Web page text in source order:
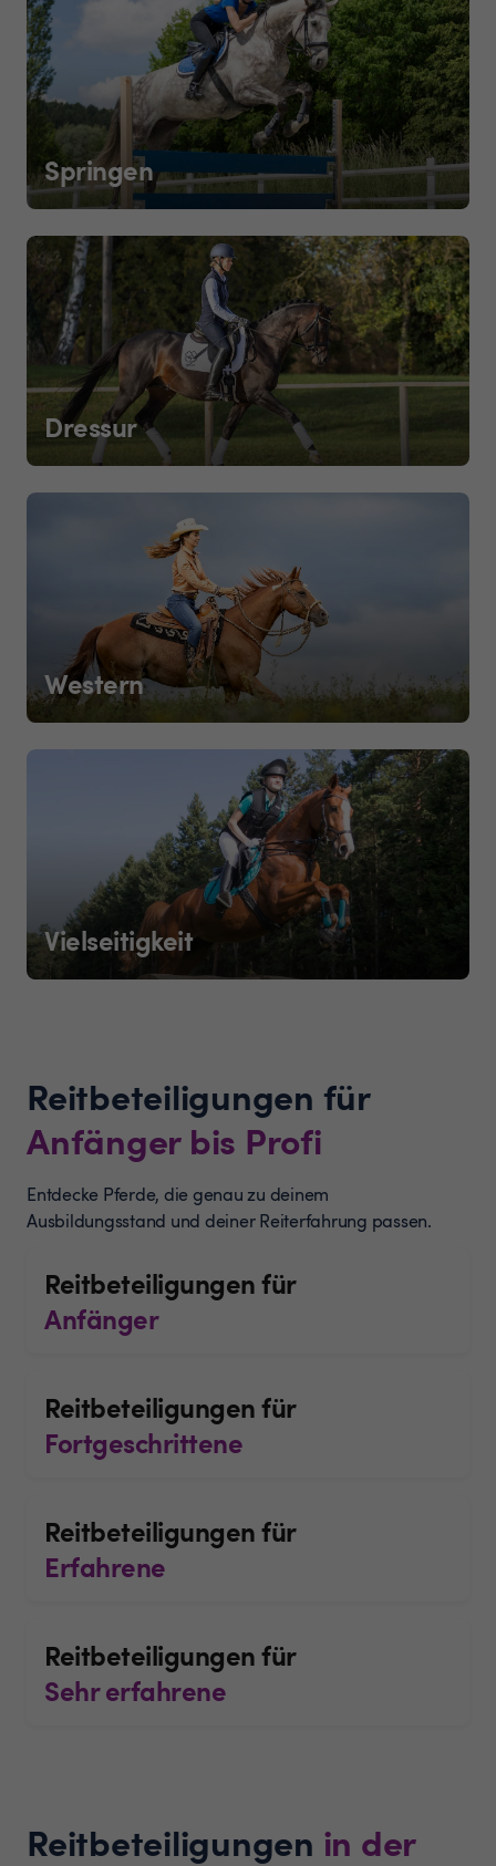
Springen
Dressur
Western
Vielseitigkeit
Reitbeteiligungen für
Anfänger bis Profi
Entdecke Pferde, die genau zu deinem
Ausbildungsstand und deiner Reiterfahrung passen.
Reitbeteiligungen für
Anfänger
Reitbeteiligungen für
Fortgeschrittene
Reitbeteiligungen für
Erfahrene
Reitbeteiligungen für
Sehr erfahrene
Reitbeteiligungen in der